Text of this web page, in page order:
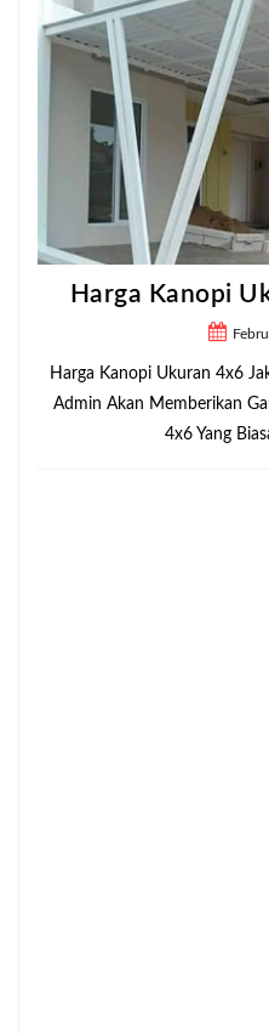
Harga Kanopi
Harga Kanopi Ukuran 4x6
Admin Akan Memberikan
4x6 Yang